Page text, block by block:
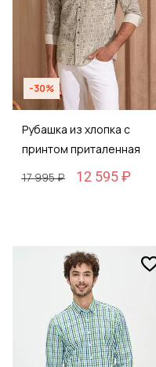
-30%
Рубашка из хлопка с
принтом приталенная
17 995 ₽
12 595 ₽